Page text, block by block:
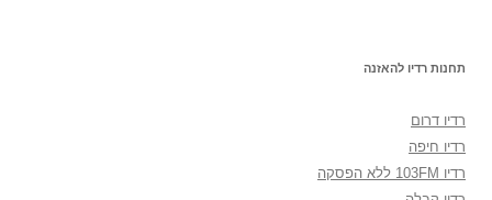
תחנות רדיו להאזנה
רדיו דרום
רדיו חיפה
רדיו 103FM ללא הפסקה